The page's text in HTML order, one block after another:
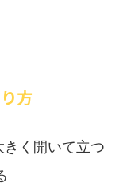
方
く開いて立つ